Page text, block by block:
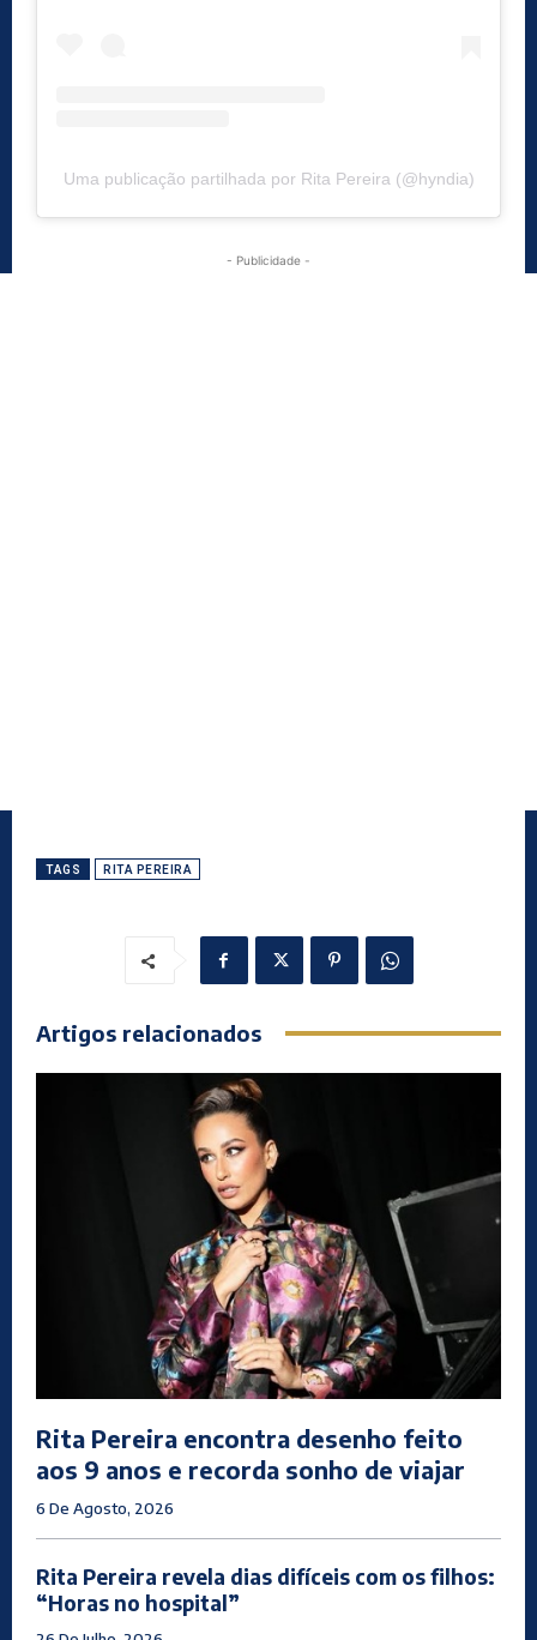
Uma publicação partilhada por Rita Pereira (@hyndia)
- Publicidade -
TAGS RITA PEREIRA
Artigos relacionados
Rita Pereira encontra desenho feito
aos 9 anos e recorda sonho de viajar
6 De Agosto, 2026
Rita Pereira revela dias difíceis com os filhos:
“Horas no hospital”